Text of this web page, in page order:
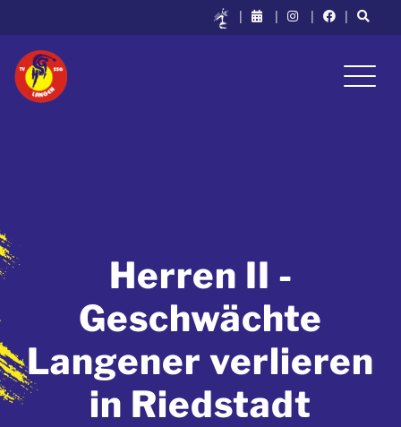
| | | |
Herren II -
Geschwächte
Langener verlieren
in Riedstadt